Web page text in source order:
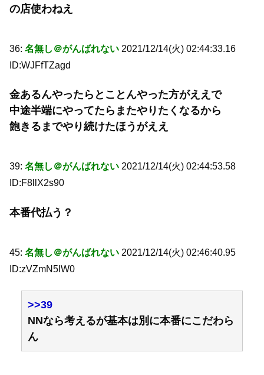
の店使わねえ
36: 名無し＠がんばれない 2021/12/14(火) 02:44:33.16
ID:WJFfTZagd
金あるんやったらとことんやった方がええで
中途半端にやってたらまたやりたくなるから
飽きるまでやり続けたほうがええ
39: 名無し＠がんばれない 2021/12/14(火) 02:44:53.58
ID:F8llX2s90
本番代払う？
45: 名無し＠がんばれない 2021/12/14(火) 02:46:40.95
ID:zVZmN5lW0
>>39
NNなら考えるが基本は別に本番にこだわら
ん